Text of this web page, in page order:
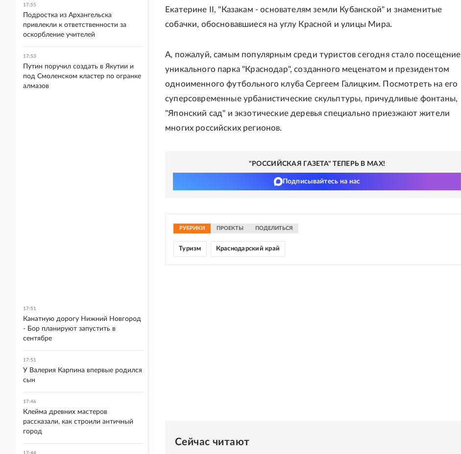
Екатерине II, "Казакам - основателям земли Кубанской" и знаменитые
собачки, обосновавшиеся на углу Красной и улицы Мира.
А, пожалуй, самым популярным среди туристов сегодня стало посещение
уникального парка "Краснодар", созданного меценатом и президентом
одноименного футбольного клуба Сергеем Галицким. Посмотреть на его
суперсовременные урбанистические скульптуры, причудливые фонтаны,
"Японский сад" и экзотические деревья специально приезжают жители
многих российских регионов.
"РОССИЙСКАЯ ГАЗЕТА" ТЕПЕРЬ В MAX!
Подписывайтесь на нас
РУБРИКИ ПРОЕКТЫ ПОДЕЛИТЬСЯ
Туризм Краснодарский край
Сейчас читают
17:55
Подростка из Архангельска
привлекли к ответственности за
оскорбление учителей
17:53
Путин поручил создать в Якутии и
под Смоленском кластер по огранке
алмазов
17:51
Канатную дорогу Нижний Новгород
- Бор планируют запустить в
сентябре
17:51
У Валерия Карпина впервые родился
сын
17:46
Клейма древних мастеров
рассказали, как строили античный
город
17:44